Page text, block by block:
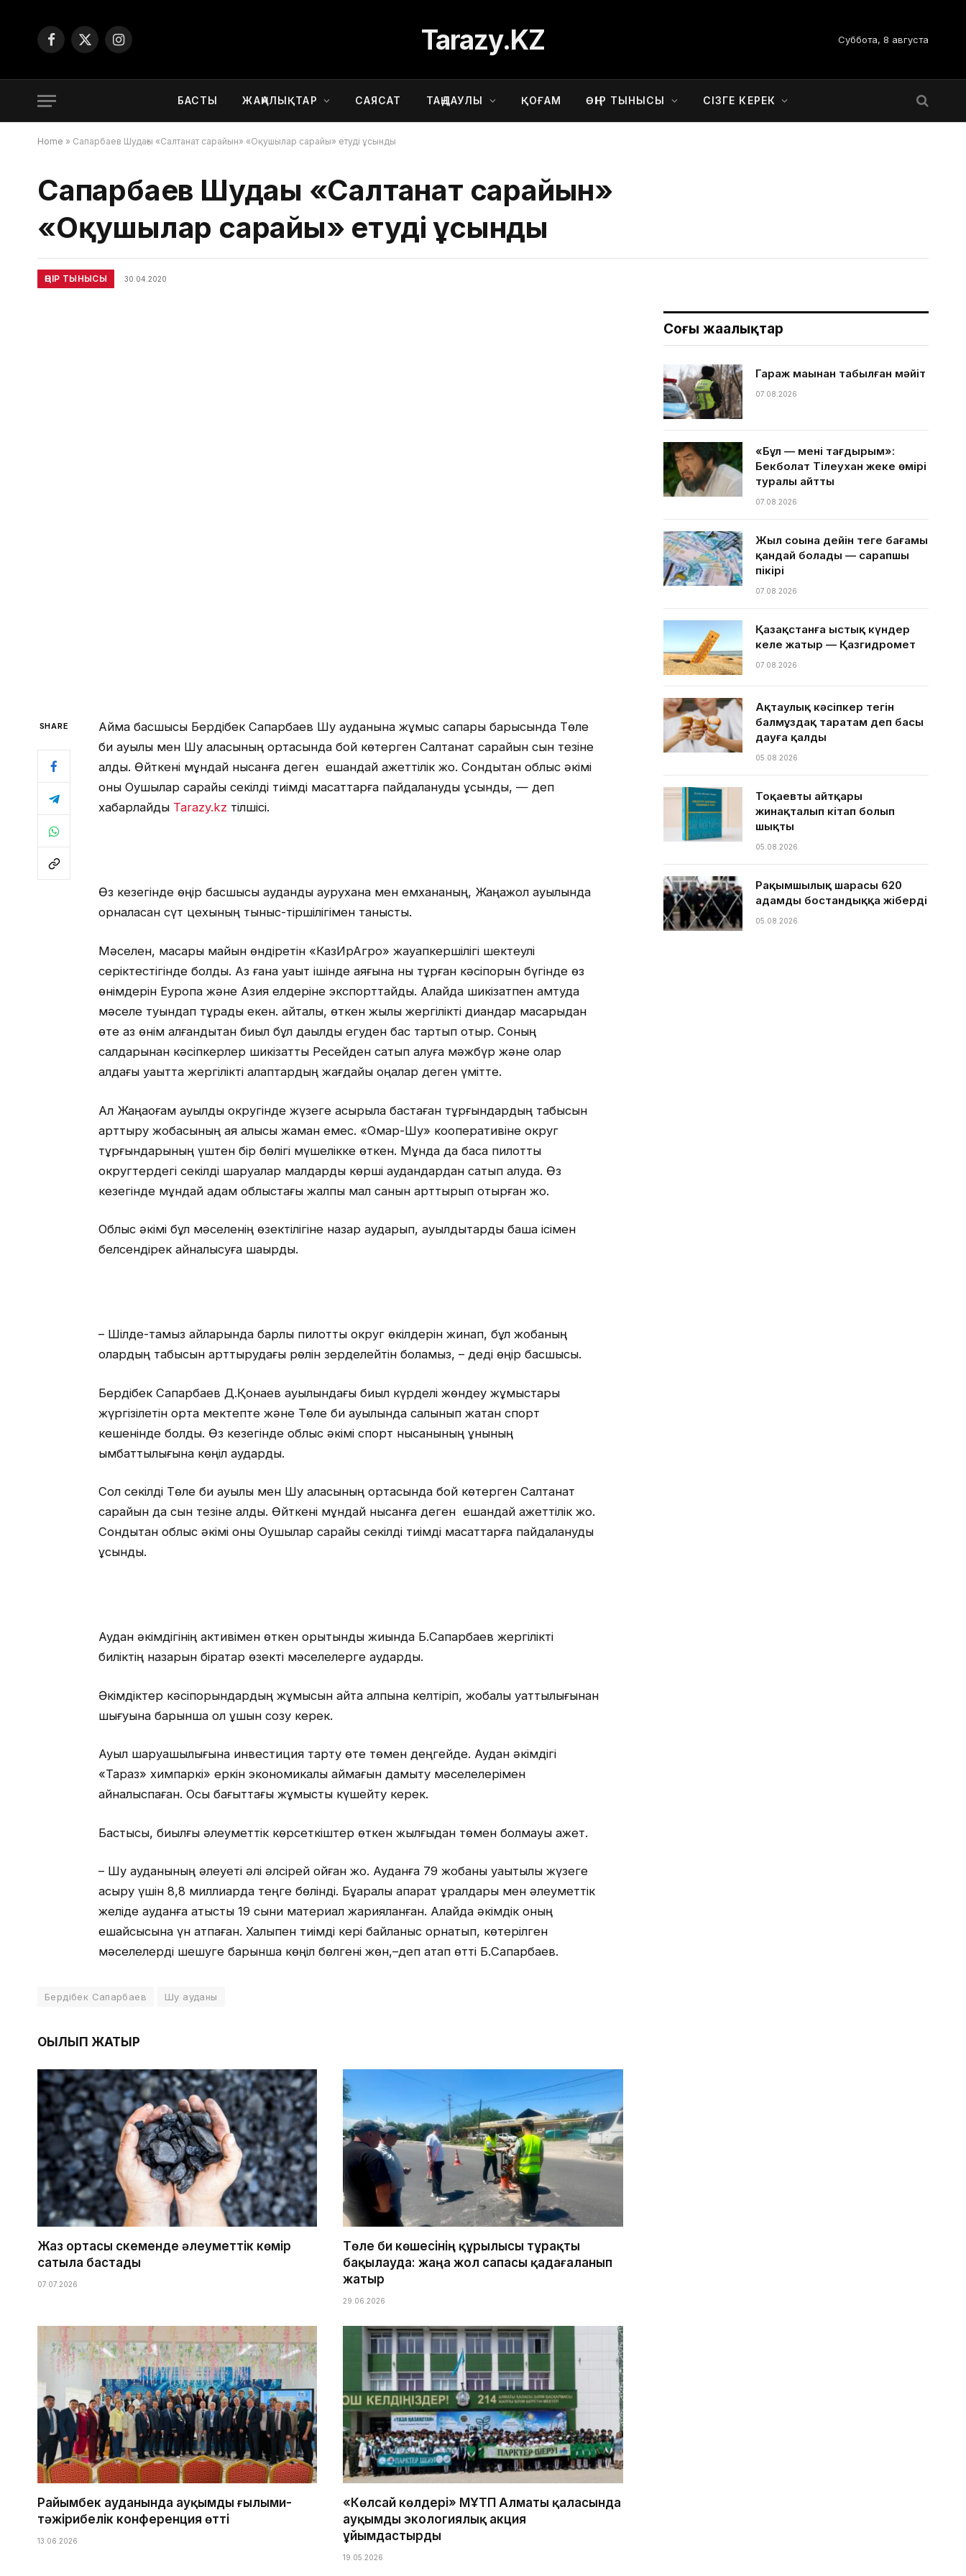
Facebook
X
Instagram Tarazy.KZ Суббота, 8 августа
БАСТЫ ЖАҢАЛЫҚТАР САЯСАТ ТАҢДАУЛЫ ҚОҒАМ ӨҢІР ТЫНЫСЫ СІЗГЕ КЕРЕК
Home » Сапарбаев Шудағы «Салтанат сарайын» «Оқушылар сарайы» етуді ұсынды
Сапарбаев Шудағы «Салтанат сарайын»
«Оқушылар сарайы» етуді ұсынды
ӨҢІР ТЫНЫСЫ 30.04.2020
SHARE
Аймақ басшысы Бердібек Сапарбаев Шу ауданына жұмыс сапары барысында Төле
би ауылы мен Шу қаласының ортасында бой көтерген Салтанат сарайын сын тезіне
алды. Өйткені мұндай нысанға деген ешқандай қажеттілік жоқ. Сондықтан облыс әкімі
оны Оқушылар сарайы секілді тиімді мақсаттарға пайдалануды ұсынды, — деп
хабарлайды Tarazy.kz тілшісі.
Өз кезегінде өңір басшысы аудандық аурухана мен емхананың, Жаңажол ауылында
орналасқан сүт цехының тыныс-тіршілігімен танысты.
Мәселен, мақсары майын өндіретін «КазИрАгро» жауапкершілігі шектеулі
серіктестігінде болды. Аз ғана уақыт ішінде аяғына нық тұрған кәсіпорын бүгінде өз
өнімдерін Еуропа және Азия елдеріне экспорттайды. Алайда шикізатпен қамтуда
мәселе туындап тұрады екен. айталық, өткен жылы жергілікті диқандар мақсарыдан
өте аз өнім алғандықтан биыл бұл дақылды егуден бас тартып отыр. Соның
салдарынан кәсіпкерлер шикізатты Ресейден сатып алуға мәжбүр және олар
алдағы уақытта жергілікті алқаптардың жағдайы оңалар деген үмітте.
Ал Жаңақоғам ауылдық округінде жүзеге асырыла бастаған тұрғындардың табысын
арттыру жобасының аяқ алысы жаман емес. «Омар-Шу» кооперативіне округ
тұрғындарының үштен бір бөлігі мүшелікке өткен. Мұнда да басқа пилоттық
округтердегі секілді шаруалар малдарды көрші аудандардан сатып алуда. Өз
кезегінде мұндай қадам облыстағы жалпы мал санын арттырып отырған жоқ.
Облыс әкімі бұл мәселенің өзектілігіне назар аударып, ауылдықтарды бақша ісімен
белсендірек айналысуға шақырды.
– Шілде-тамыз айларында барлық пилоттық округ өкілдерін жинап, бұл жобаның
олардың табысын арттырудағы рөлін зерделейтін боламыз, – деді өңір басшысы.
Бердібек Сапарбаев Д.Қонаев ауылындағы биыл күрделі жөндеу жұмыстары
жүргізілетін орта мектепте және Төле би ауылында салынып жатқан спорт
кешенінде болды. Өз кезегінде облыс әкімі спорт нысанының құнының
қымбаттылығына көңіл аударды.
Сол секілді Төле би ауылы мен Шу қаласының ортасында бой көтерген Салтанат
сарайын да сын тезіне алды. Өйткені мұндай нысанға деген ешқандай қажеттілік жоқ.
Сондықтан облыс әкімі оны Оқушылар сарайы секілді тиімді мақсаттарға пайдалануды
ұсынды.
Аудан әкімдігінің активімен өткен қорытынды жиында Б.Сапарбаев жергілікті
биліктің назарын бірқатар өзекті мәселелерге аударды.
Әкімдіктер кәсіпорындардың жұмысын қайта қалпына келтіріп, жобалық қуаттылығынан
шығуына барынша қол ұшын созу керек.
Ауыл шаруашылығына инвестиция тарту өте төмен деңгейде. Аудан әкімдігі
«Тараз» химпаркі» еркін экономикалық аймағын дамыту мәселелерімен
айналыспаған. Осы бағыттағы жұмысты күшейту керек.
Бастысы, биылғы әлеуметтік көрсеткіштер өткен жылғыдан төмен болмауы қажет.
– Шу ауданының әлеуеті әлі әлсірей қойған жоқ. Ауданға 79 жобаны уақытылы жүзеге
асыру үшін 8,8 миллиарда теңге бөлінді. Бұқаралық ақпарат құралдары мен әлеуметтік
желіде ауданға қатысты 19 сыни материал жарияланған. Алайда әкімдік оның
ешқайсысына үн қатпаған. Халықпен тиімді кері байланыс орнатып, көтерілген
мәселелерді шешуге барынша көңіл бөлгені жөн,–деп атап өтті Б.Сапарбаев.
Бердібек Сапарбаев Шу ауданы
ОҚЫЛЫП ЖАТЫР
Жаз ортасы Өскеменде әлеуметтік көмір
сатыла бастады
07.07.2026
Төле би көшесінің құрылысы тұрақты
бақылауда: жаңа жол сапасы қадағаланып
жатыр
29.06.2026
Райымбек ауданында ауқымды ғылыми-
тәжірибелік конференция өтті
13.06.2026
«Көлсай көлдері» МҰТП Алматы қаласында
ауқымды экологиялық акция
ұйымдастырды
19.05.2026
Соңғы жаңалықтар
Гараж маңынан табылған мәйіт
07.08.2026
«Бұл — менің тағдырым»:
Бекболат Тілеухан жеке өмірі
туралы айтты
07.08.2026
Жыл соңына дейін теңге бағамы
қандай болады — сарапшы
пікірі
07.08.2026
Қазақстанға ыстық күндер
келе жатыр — Қазгидромет
07.08.2026
Ақтаулық кәсіпкер тегін
балмұздақ таратам деп басы
дауға қалды
05.08.2026
Тоқаевтың айтқары
жинақталып кітап болып
шықты
05.08.2026
Рақымшылық шарасы 620
адамды бостандыққа жіберді
05.08.2026